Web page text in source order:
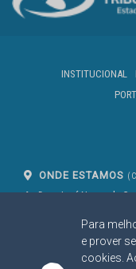
Para
e prover
cookies.
INSTITUCIONAL
ONDE ESTAMOS
Av. Des. José Nunes da
Campo Grande/MS
CEP: 79031-310